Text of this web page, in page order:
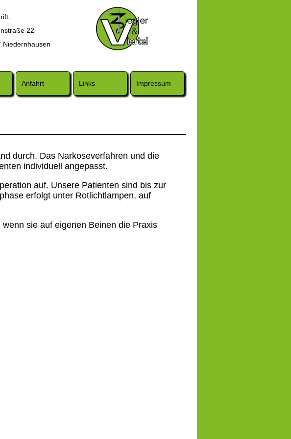
22
Niedernhausen
Anfahrt Links Impressum
durch. Das Narkoseverfahren und die
individuell angepasst.
auf. Unsere Patienten sind bis zur
erfolgt unter Rotlichtlampen, auf
sie auf eigenen Beinen die Praxis